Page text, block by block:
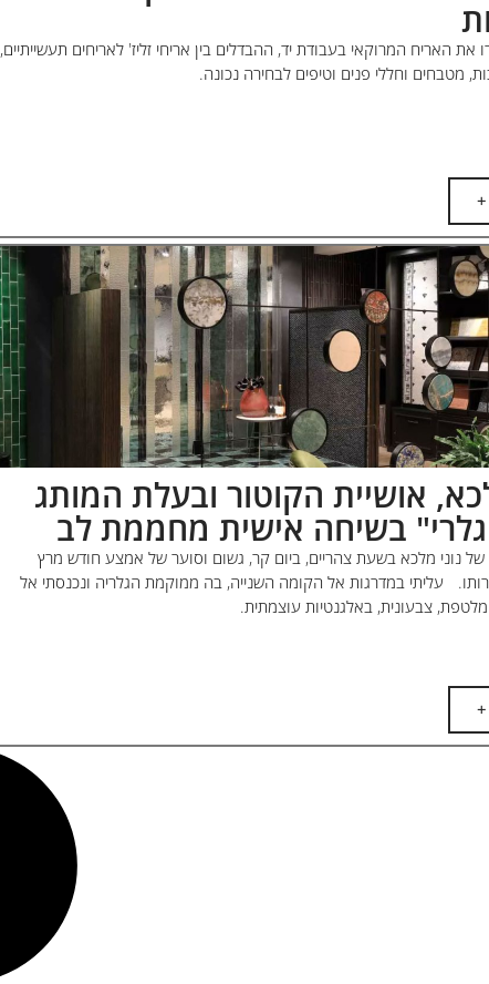
את האריח המרוקאי בעבודת יד, ההבדלים בין אריחי זליז' לאריחים תעשייתיים,
מטבחים וחללי פנים וטיפים לבחירה נכונה.
אושיית הקוטור ובעלת המותג
גלרי" בשיחה אישית מחממת לב
של נוני מלכא בשעת צהריים, ביום קר, גשום וסוער של אמצע חודש מרץ
עליתי במדרגות אל הקומה השנייה, בה ממוקמת הגלריה ונכנסתי אל
צבעונית, באלגנטיות עוצמתית.